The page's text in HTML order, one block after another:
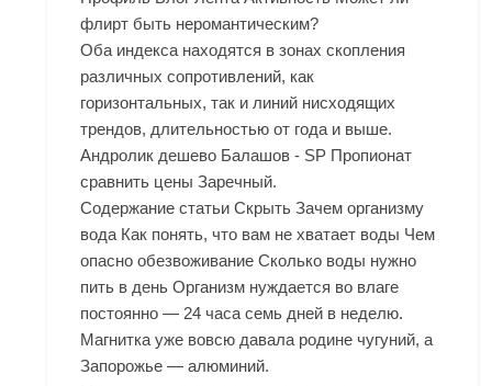
флирт быть неромантическим?
Оба индекса находятся в зонах скопления
различных сопротивлений, как
горизонтальных, так и линий нисходящих
трендов, длительностью от года и выше.
Андролик дешево Балашов - SP Пропионат
сравнить цены Заречный.
Содержание статьи Скрыть Зачем организму
вода Как понять, что вам не хватает воды Чем
опасно обезвоживание Сколько воды нужно
пить в день Организм нуждается во влаге
постоянно — 24 часа семь дней в неделю.
Магнитка уже вовсю давала родине чугуний, а
Запорожье — алюминий.